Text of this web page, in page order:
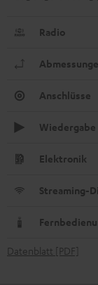
Radio
Anschlüsse
Wiedergabe
Elektronik
Streaming-
Datenblatt [PDF]